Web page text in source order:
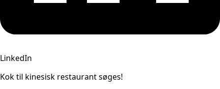
LinkedIn
Kok til kinesisk restaurant søges!